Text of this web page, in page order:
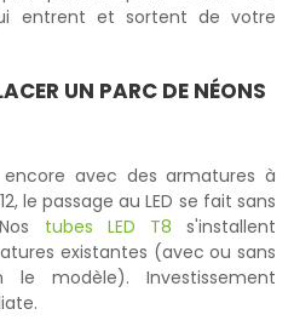
entrent et sortent de votre
UN PARC DE NÉONS
avec des armatures à
le passage au LED se fait sans
tubes LED T8 s'installent
existantes (avec ou sans
modèle). Investissement